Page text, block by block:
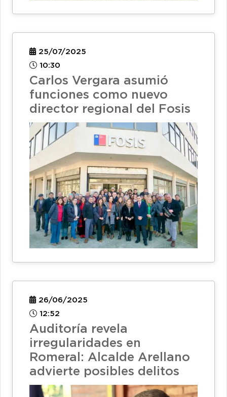
25/07/2025
10:30
Carlos Vergara asumió
funciones como nuevo
director regional del Fosis
26/06/2025
12:52
Auditoría revela
irregularidades en
Romeral: Alcalde Arellano
advierte posibles delitos